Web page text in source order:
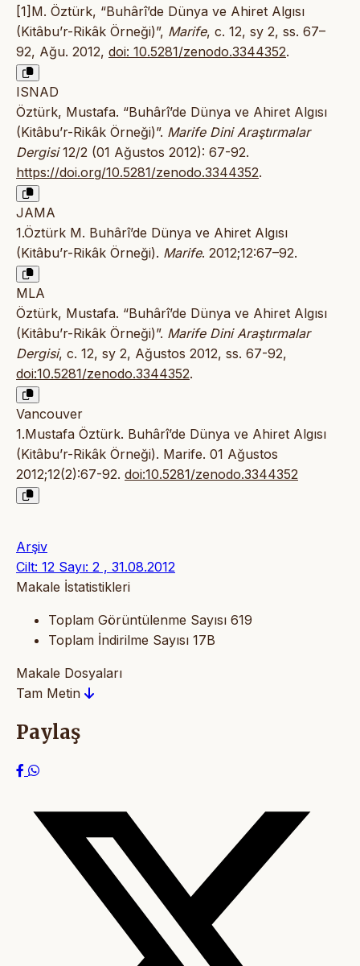
[1]M. Öztürk, “Buhârî’de Dünya ve Ahiret Algısı
(Kitâbu’r-Rikâk Örneği)”, Marife, c. 12, sy 2, ss. 67–
92, Ağu. 2012, doi: 10.5281/zenodo.3344352.
ISNAD
Öztürk, Mustafa. “Buhârî’de Dünya ve Ahiret Algısı
(Kitâbu’r-Rikâk Örneği)”. Marife Dini Araştırmalar
Dergisi12/2 (01 Ağustos 2012): 67-92.
https://doi.org/10.5281/zenodo.3344352.
JAMA
1.Öztürk M. Buhârî’de Dünya ve Ahiret Algısı
(Kitâbu’r-Rikâk Örneği). Marife. 2012;12:67–92.
MLA
Öztürk, Mustafa. “Buhârî’de Dünya ve Ahiret Algısı
(Kitâbu’r-Rikâk Örneği)”. Marife Dini Araştırmalar
Dergisi, c. 12, sy 2, Ağustos 2012, ss. 67-92,
doi:10.5281/zenodo.3344352.
Vancouver
1.Mustafa Öztürk. Buhârî’de Dünya ve Ahiret Algısı
(Kitâbu’r-Rikâk Örneği). Marife. 01 Ağustos
2012;12(2):67-92. doi:10.5281/zenodo.3344352
Arşiv
Cilt: 12 Sayı: 2 , 31.08.2012
Makale İstatistikleri
Toplam Görüntülenme Sayısı 619
Toplam İndirilme Sayısı 17B
Makale Dosyaları
Tam Metin
Paylaş